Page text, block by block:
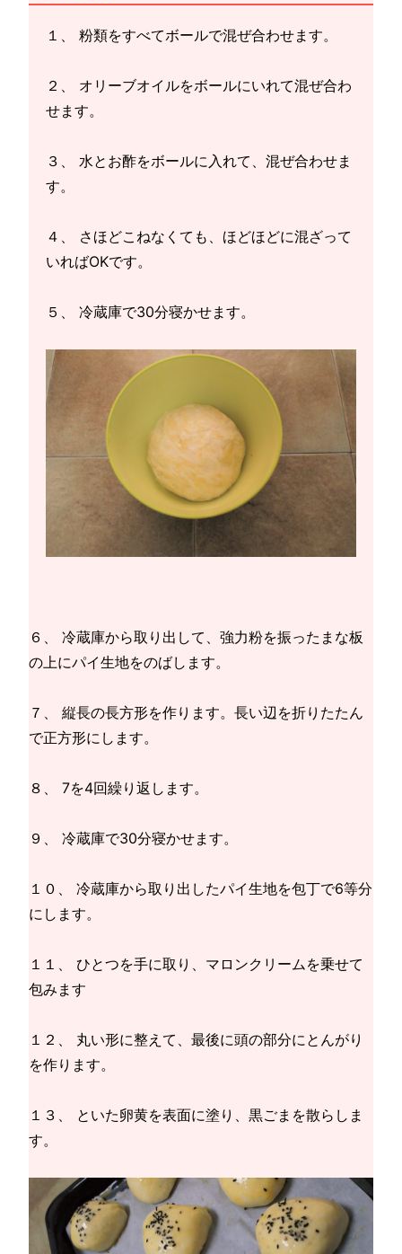
１、 粉類をすべてボールで混ぜ合わせます。
２、 オリーブオイルをボールにいれて混ぜ合わ
せます。
３、 水とお酢をボールに入れて、混ぜ合わせま
す。
４、 さほどこねなくても、ほどほどに混ざって
いればOKです。
５、 冷蔵庫で30分寝かせます。
６、 冷蔵庫から取り出して、強力粉を振ったまな板
の上にパイ生地をのばします。
７、 縦長の長方形を作ります。長い辺を折りたたん
で正方形にします。
８、 7を4回繰り返します。
９、 冷蔵庫で30分寝かせます。
１０、 冷蔵庫から取り出したパイ生地を包丁で6等分
にします。
１１、 ひとつを手に取り、マロンクリームを乗せて
包みます
１２、 丸い形に整えて、最後に頭の部分にとんがり
を作ります。
１３、 といた卵黄を表面に塗り、黒ごまを散らしま
す。